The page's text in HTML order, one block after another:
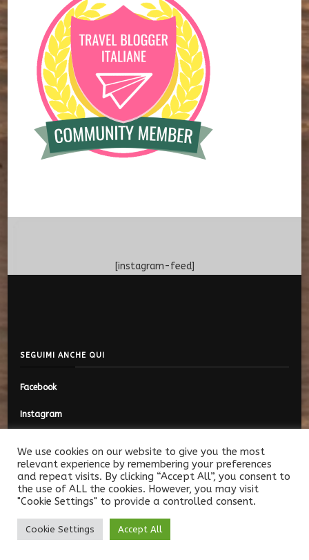
[instagram-feed]
SEGUIMI ANCHE QUI
Facebook
Instagram
© Copyright 2026 Mini Viaggiatori . Tutti i diritti riservati.
Sviluppato daBlossom Themes . Powered byWordPress.
We use cookies on our website to give you the most
relevant experience by remembering your preferences
and repeat visits. By clicking “Accept All”, you consent to
the use of ALL the cookies. However, you may visit
"Cookie Settings" to provide a controlled consent.
Cookie Settings Accept All